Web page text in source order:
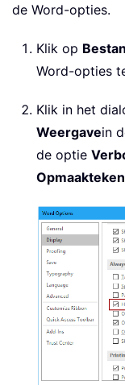
de Word-opties.
Klik op
Word-opties
Klik in het
Weergavein
de optie